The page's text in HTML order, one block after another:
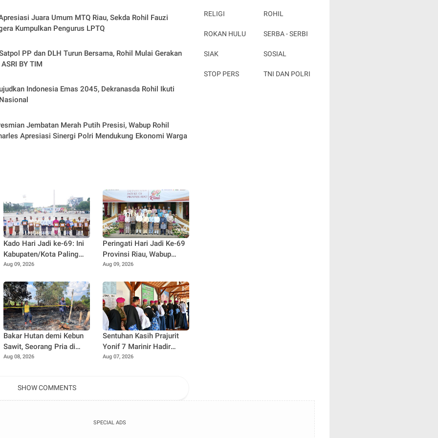
Juara Umum MTQ Riau, Sekda Rohil Fauzi
Kumpulkan Pengurus LPTQ
PP dan DLH Turun Bersama, Rohil Mulai Gerakan
BY TIM
Indonesia Emas 2045, Dekranasda Rohil Ikuti
Jembatan Merah Putih Presisi, Wabup Rohil
Apresiasi Sinergi Polri Mendukung Ekonomi Warga
Kado Hari Jadi ke-69: Ini
Kabupaten/Kota Paling
Berprestasi di Riau Tahun
Aug 09, 2026
Peringati Hari Jadi Ke-69
Provinsi Riau, Wabup
Syafaruddin Poti
Penguatan
Aug 09, 2026
Bakar Hutan demi Kebun
Sawit, Seorang Pria di
Pelalawan Ditangkap
Aug 08, 2026
Sentuhan Kasih Prajurit
Yonif 7 Marinir Hadir
untuk Anak-anak Yatim
Aug 07, 2026
SHOW COMMENTS
RELIGI ROHIL
ROKAN HULU SERBA - SERBI
SIAK SOSIAL
STOP PERS TNI DAN POLRI
SPECIAL ADS